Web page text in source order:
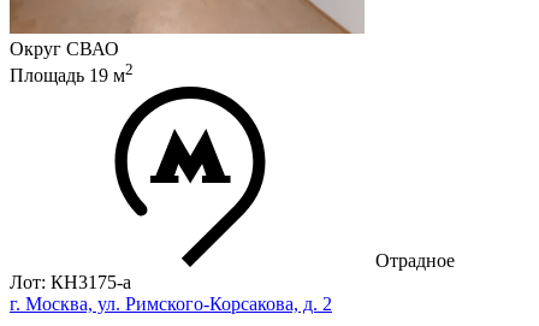
Округ СВАО
Площадь 19 м2
Отрадное
Лот: КН3175-a
г. Москва, ул. Римского-Корсакова, д. 2